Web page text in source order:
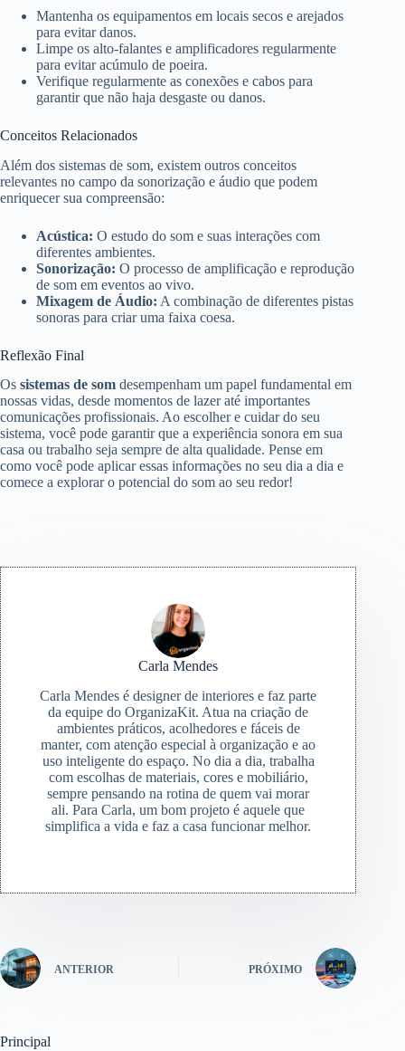
Mantenha os equipamentos em locais secos e arejados
para evitar danos.
Limpe os alto-falantes e amplificadores regularmente
para evitar acúmulo de poeira.
Verifique regularmente as conexões e cabos para
garantir que não haja desgaste ou danos.
Conceitos Relacionados
Além dos sistemas de som, existem outros conceitos
relevantes no campo da sonorização e áudio que podem
enriquecer sua compreensão:
Acústica: O estudo do som e suas interações com
diferentes ambientes.
Sonorização: O processo de amplificação e reprodução
de som em eventos ao vivo.
Mixagem de Áudio: A combinação de diferentes pistas
sonoras para criar uma faixa coesa.
Reflexão Final
Os sistemas de som desempenham um papel fundamental em
nossas vidas, desde momentos de lazer até importantes
comunicações profissionais. Ao escolher e cuidar do seu
sistema, você pode garantir que a experiência sonora em sua
casa ou trabalho seja sempre de alta qualidade. Pense em
como você pode aplicar essas informações no seu dia a dia e
comece a explorar o potencial do som ao seu redor!
Carla Mendes
Carla Mendes é designer de interiores e faz parte
da equipe do OrganizaKit. Atua na criação de
ambientes práticos, acolhedores e fáceis de
manter, com atenção especial à organização e ao
uso inteligente do espaço. No dia a dia, trabalha
com escolhas de materiais, cores e mobiliário,
sempre pensando na rotina de quem vai morar
ali. Para Carla, um bom projeto é aquele que
simplifica a vida e faz a casa funcionar melhor.
ANTERIOR PRÓXIMO
Principal